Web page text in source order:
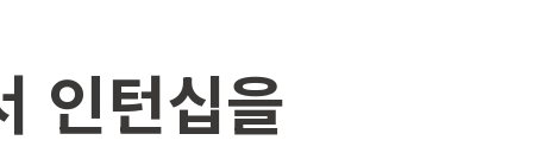
인턴십을